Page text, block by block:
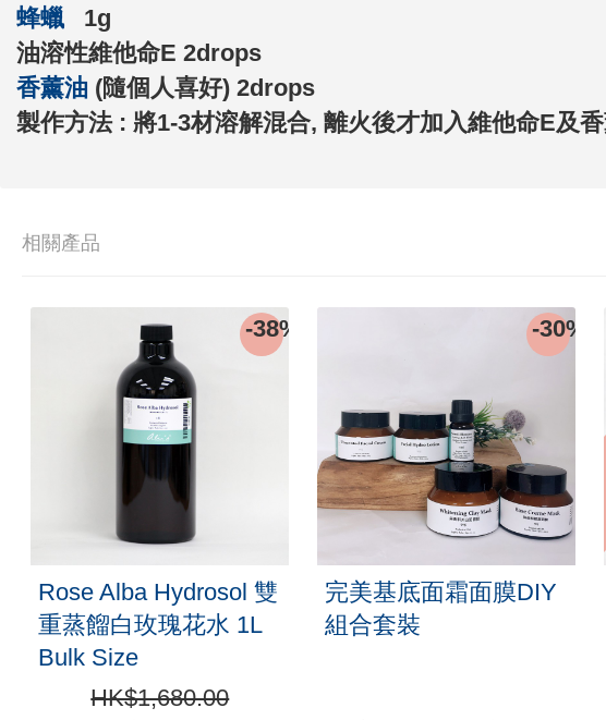
蜂蠟 1g
油溶性維他命E 2drops
香薰油 (隨個人喜好) 2drops
製作方法 : 將1-3材溶解混合, 離火後才加入維他命E及香
相關產品
-38%
Rose Alba Hydrosol 雙
重蒸餾白玫瑰花水 1L
Bulk Size
HK$1,680.00
-30%
完美基底面霜面膜DIY
組合套裝